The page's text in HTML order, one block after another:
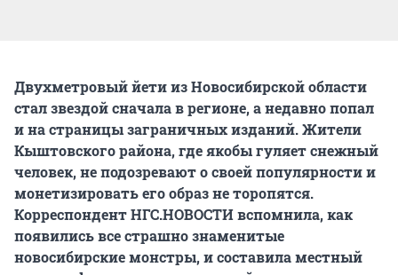
Двухметровый йети из Новосибирской области
стал звездой сначала в регионе, а недавно попал
и на страницы заграничных изданий. Жители
Кыштовского района, где якобы гуляет снежный
человек, не подозревают о своей популярности и
монетизировать его образ не торопятся.
Корреспондент НГС.НОВОСТИ вспомнила, как
появились все страшно знаменитые
новосибирские монстры, и составила местный